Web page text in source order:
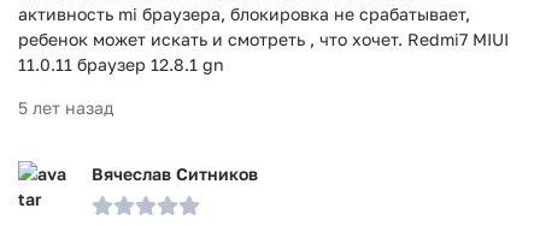
активность mi браузера, блокировка не срабатывает,
ребенок может искать и смотреть , что хочет. Redmi7 MIUI
11.0.11 браузер 12.8.1 gn
5 лет назад
Вячеслав Ситников